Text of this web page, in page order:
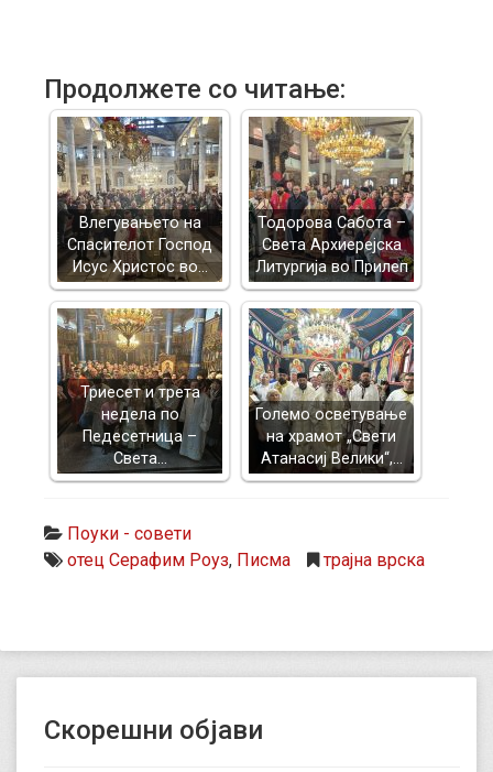
Продолжете со читање:
Влегувањето на
Спасителот Господ
Исус Христос во…
Тодорова Сабота –
Света Архиерејска
Литургија во Прилеп
Триесет и трета
недела по
Педесетница –
Света…
Големо осветување
на храмот „Свети
Атанасиј Велики“,…
Поуки - совети
отец Серафим Роуз, Писма трајна врска
Скорешни објави